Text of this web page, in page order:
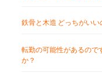
鉄骨と木造 どっちがい
転勤の可能性があるので
か？